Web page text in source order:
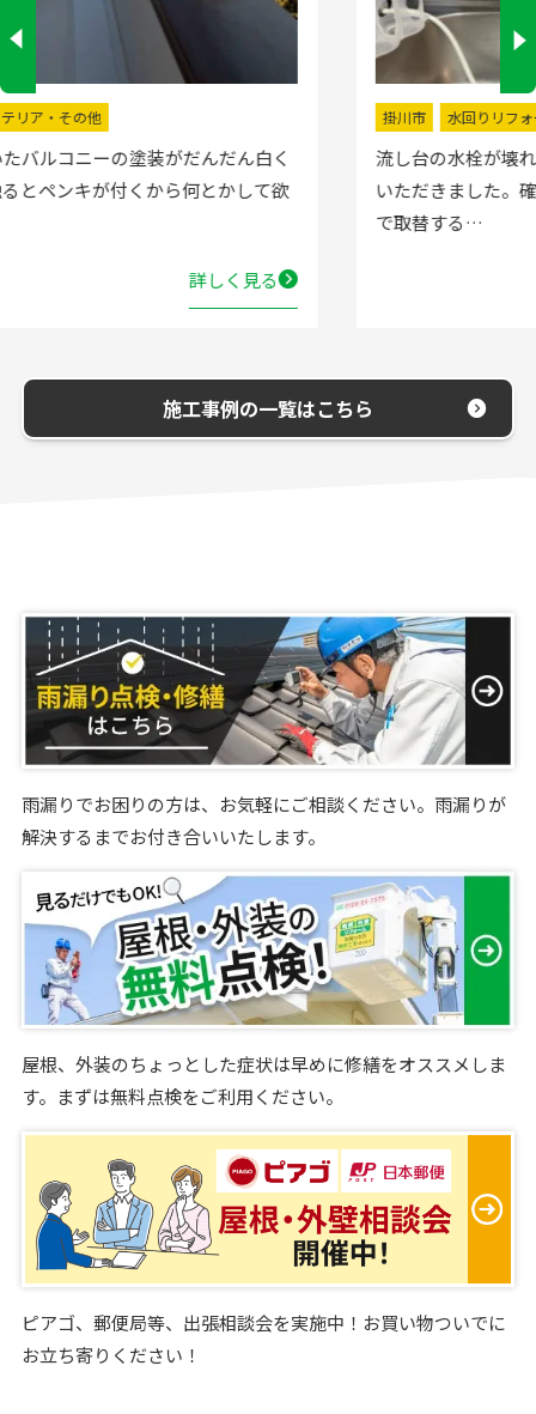
掛川市
流し台の水栓が壊れたので直してほしいと弊社にお電話
いただきました。確認した所、水栓の吐水が落ちたよう
施工事例の一覧はこちら
雨漏りでお困りの方は、お気軽にご相談ください。雨漏りが
解決するまでお付き合いいたします。
屋根、外装のちょっとした症状は早めに修繕をオススメしま
す。まずは無料点検をご利用ください。
ピアゴ、郵便局等、出張相談会を実施中！お買い物ついでに
お立ち寄りください！